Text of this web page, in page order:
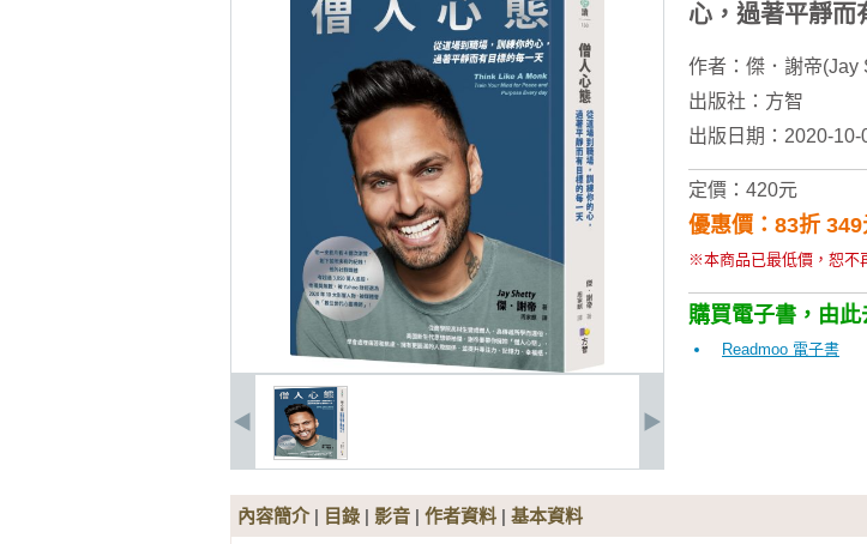
心，過著平靜而
作者： 傑．謝帝(Jay
出版社： 方智
出版日期：2020-10-
定價：420元
優惠價：83折 349
※本商品已最低價，恕不
購買電子書，由此
Readmoo 電子書
內容簡介| 目錄 | 影音 | 作者資料 | 基本資料